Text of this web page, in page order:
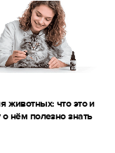
животных: что это и
нём полезно знать